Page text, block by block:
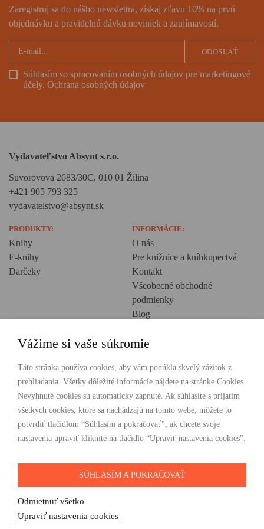
Zaregistruj sa do nášho newslettra, získaj zľavu 10% na prvú
objednávku a pravidelnú dávku noviniek a zaujímavostí.
Súhlasím so spracovaním osobných údajov pre marketingové
účely. Ochrana osobných údajov
ODOSLAŤ
Vydavateľstvo Absynt s.r.o.
Suvorovova 2683/30C, 010 01 Žilina
+421 905 793 325
vydavatelstvo@absynt.sk
PRODUKTY:
Knihy
E-knihy
Darčeky
INFORMÁCIE:
O nás
Pre knižnice a kníhkupectvá
Kontakt
Všeobecné obchodné
podmienky
Blog
Creative Europe
POHODLNÉ NAKUPOVANIE
Odosielame ihneď nasledujúci pracovný deň
Doprava zdarma už od 49 €
SLEDUJTE NÁS
Vážime si vaše súkromie
Táto stránka používa cookies, aby vám ponúkla skvelý zážitok z
prehliadania. Všetky dôležité informácie nájdete na stránke Cookies.
Nevyhnuté cookies sú automaticky zapnuté. Ak súhlasíte s prijatím
všetkých cookies, ktoré sa nachádzajú na tomto webe, môžete to
potvrdiť tlačidlom “Súhlasím a pokračovať", ak chcete svoje
nastavenia upraviť kliknite na tlačidlo “Upraviť nastavenia cookies".
SÚHLASÍM A POKRAČOVAŤ
Odmietnuť všetko
Upraviť nastavenia cookies